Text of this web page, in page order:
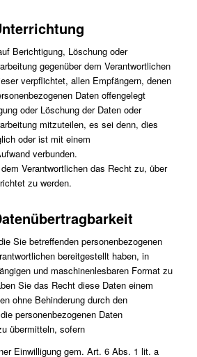
Berichtigung, Löschung oder
gegenüber dem Verantwortlichen
verpflichtet, allen Empfängern, denen
Daten offengelegt
oder Löschung der Daten oder
mitzuteilen, es sei denn, dies
oder ist mit einem
verbunden.
Verantwortlichen das Recht zu, über
zu werden.
Sie betreffenden personenbezogenen
bereitgestellt haben, in
und maschinenlesbaren Format zu
Sie das Recht diese Daten einem
ohne Behinderung durch den
personenbezogenen Daten
übermitteln, sofern
Einwilligung gem. Art. 6 Abs. 1 lit. a